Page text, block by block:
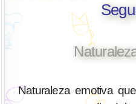
Naturaleza emotiva